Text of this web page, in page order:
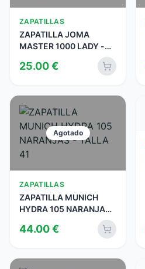
ZAPATILLAS
ZAPATILLA JOMA
MASTER 1000 LADY -
25.00€
Agotado
ZAPATILLAS
ZAPATILLA MUNICH
HYDRA 105 NARANJAS -
44.00€